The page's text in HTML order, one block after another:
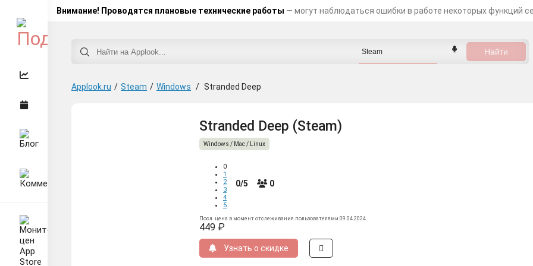
Внимание! Проводятся плановые технические работы — могут наблюдаться ошибки в работе некоторых функций
Applook.ru / Steam / Windows / Stranded Deep
Stranded Deep (Steam)
Windows / Mac / Linux
0
1
2
3
4
5
0/5 0
Посл. цена в момент отслеживания пользователями 09.04.2024
449 ₽
Узнать о скидке